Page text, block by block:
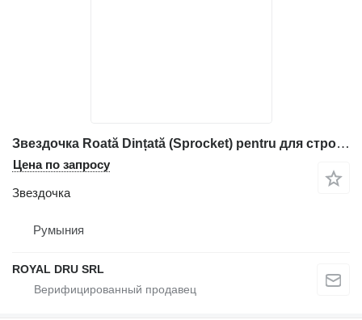
Звездочка Roată Dințată (Sprocket) pentru для строительной техники Volvo
Цена по запросу
Звездочка
Румыния
ROYAL DRU SRL